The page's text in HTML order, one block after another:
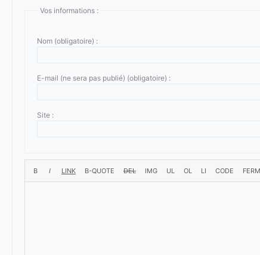
Vos informations :
Nom (obligatoire) :
E-mail (ne sera pas publié) (obligatoire) :
Site :